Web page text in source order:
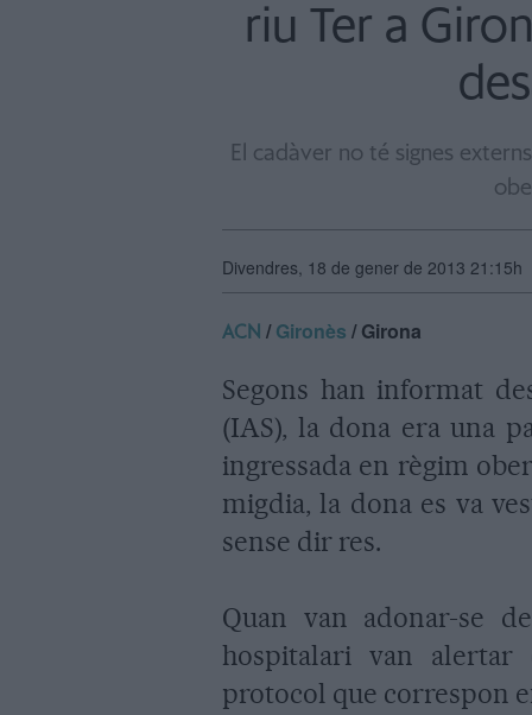
riu Ter a
El cadàver no té signes
Divendres, 18 de gener de 2013 21:15h
ACN /Gironès / Girona
Segons han informat
(IAS), la dona era una
ingressada en règim
migdia, la dona es va
sense dir res.
Quan van adonar-se
hospitalari van alertar
protocol que correspon